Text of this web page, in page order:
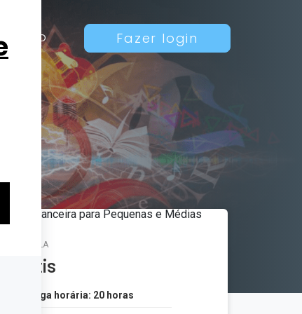
Fazer login
MATRÍCULA
Grátis
Carga horária: 20 horas